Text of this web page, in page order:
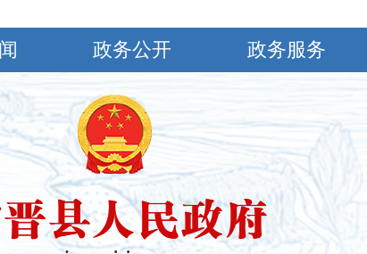
，偏南风4～5级，阵风6～8级，最高气温30℃，最低气温24℃。
政务公开 政务服务